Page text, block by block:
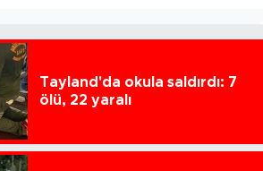
Tayland'da okula saldırdı: 7
ölü, 22 yaralı